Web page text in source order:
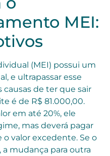
MEI:
(MEI) possui um
e ultrapassar esse
de ter que sair
é de R$ 81.000,00.
em até 20%, ele
mas deverá pagar
valor excedente. Se o
a mudança para outra